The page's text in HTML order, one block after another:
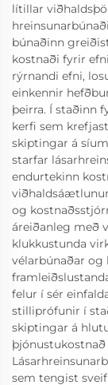
lítillar
búnaðinn
kostnaði fyrir
rýrnandi efni,
einkennir
þeirra. Í staðinn
kerfi sem
skiptingar á
starfar
endurtekinn
og
áreiðanleg með
klukkustunda
vélarbúnaðar og
felur í sér
stilliprófunir í
skiptingar á
sem tengist